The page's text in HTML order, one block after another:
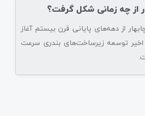
از چه زمانی شکل گرفت؟
از دهه‌های پایانی قرن بیستم آغاز
توسعه زیرساخت‌های بندری سرعت